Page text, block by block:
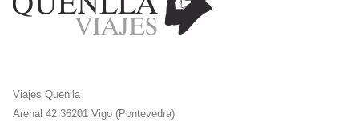
Viajes Quenlla
Arenal 42 36201 Vigo (Pontevedra)